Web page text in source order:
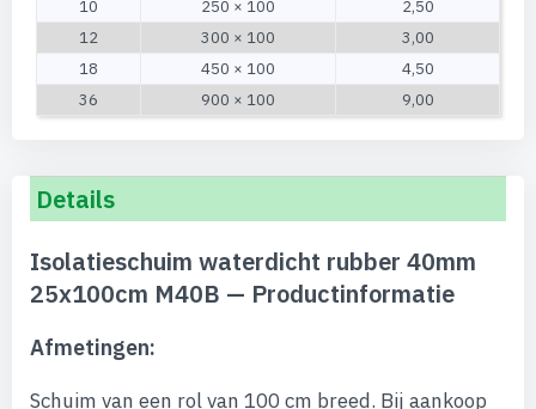
10
250 × 100
2,50
12
300 × 100
3,00
18
450 × 100
4,50
36
900 × 100 9,00
Details
Isolatieschuim waterdicht rubber 40mm
25x100cm M40B — Productinformatie
Afmetingen:
Schuim van een rol van 100 cm breed. Bij aankoop